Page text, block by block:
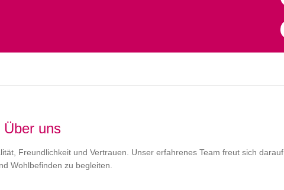
Über uns
Freundlichkeit und Vertrauen. Unser erfahrenes Team freut sich darauf,
Wohlbefinden zu begleiten.